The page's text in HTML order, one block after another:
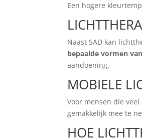
Een hogere
Naast SAD kan
bepaalde vormen
aandoening.
MOBIELE
Voor mensen die
gemakkelijk mee te
HOE